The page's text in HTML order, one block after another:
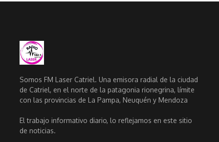
Somos FM Laser Catriel. Una emisora radial de la ciudad
de Catriel, en el norte de la patagonia rionegrina, límite
con las provincias de La Pampa, Neuquén y Mendoza
El trabajo informativo diario, lo reflejamos en este sitio
de noticias.